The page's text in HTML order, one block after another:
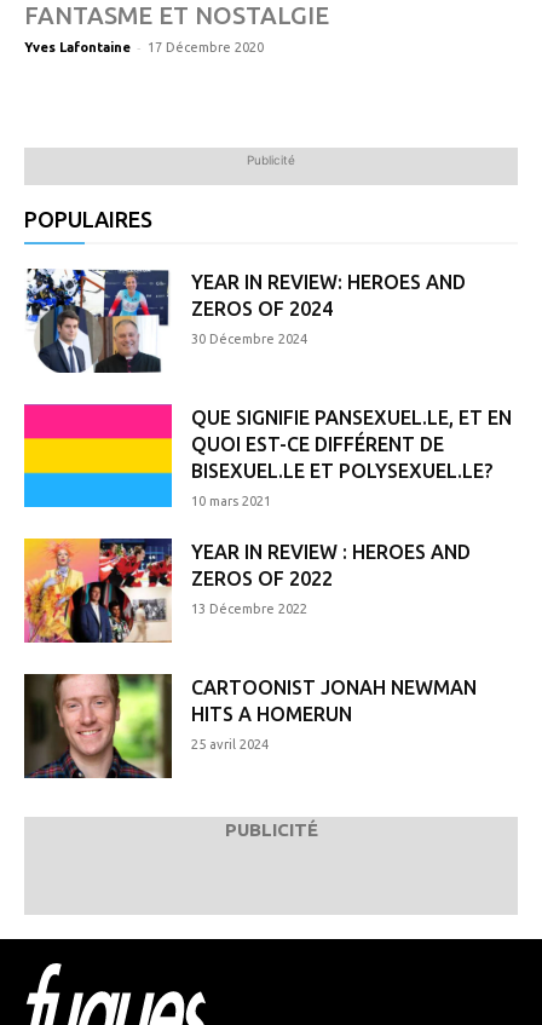
FANTASME ET NOSTALGIE
Yves Lafontaine - 17 Décembre 2020
Publicité
POPULAIRES
YEAR IN REVIEW: HEROES AND
ZEROS OF 2024
30 Décembre 2024
QUE SIGNIFIE PANSEXUEL.LE, ET EN
QUOI EST-CE DIFFÉRENT DE
BISEXUEL.LE ET POLYSEXUEL.LE?
10 mars 2021
YEAR IN REVIEW : HEROES AND
ZEROS OF 2022
13 Décembre 2022
CARTOONIST JONAH NEWMAN
HITS A HOMERUN
25 avril 2024
PUBLICITÉ